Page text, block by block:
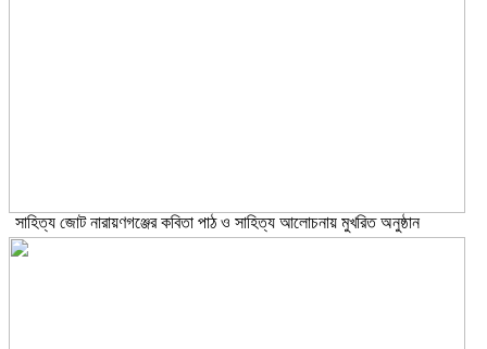
সাহিত্য জোট নারায়ণগঞ্জের কবিতা পাঠ ও সাহিত্য আলোচনায় মুখরিত অনুষ্ঠান